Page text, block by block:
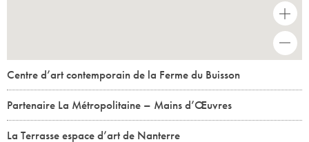
+
Centre d’art contemporain de la Ferme du Buisson
Partenaire La Métropolitaine – Mains d’Œuvres
La Terrasse espace d’art de Nanterre